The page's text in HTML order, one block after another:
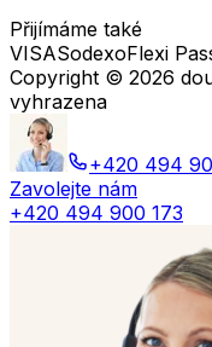
Přijímáme také
VISASodexoFlexi
Copyright © 2026
vyhrazena
+420 494
Zavolejte nám
+420 494 900 173